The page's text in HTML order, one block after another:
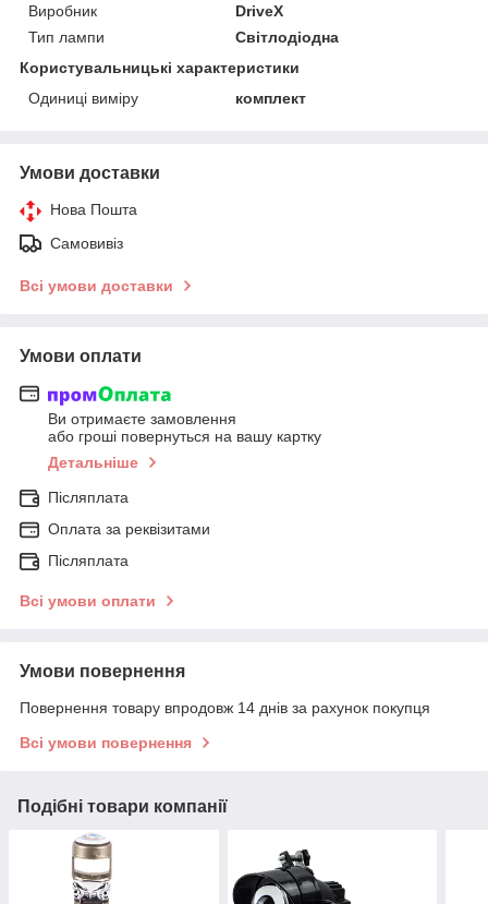
Виробник
DriveX
Тип лампи
Світлодіодна
Користувальницькі характеристики
Одиниці виміру
комплект
Умови доставки
Нова Пошта
Самовивіз
Всі умови доставки
Умови оплати
Ви отримаєте замовлення
або гроші повернуться на вашу картку
Детальніше
Післяплата
Оплата за реквізитами
Післяплата
Всі умови оплати
Умови повернення
Повернення товару впродовж 14 днів за рахунок покупця
Всі умови повернення
Подібні товари компанії